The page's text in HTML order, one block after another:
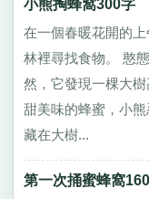
小熊掏蜂窩300字
在一個春暖花開的
林裡尋找食物。 憨
然，它發現一棵大
甜美味的蜂蜜，小
藏在大樹...
第一次捅蜜蜂窩